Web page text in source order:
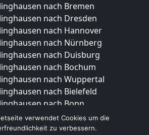
nach Bremen
nach Dresden
nach Hannover
nach Nürnberg
nach Duisburg
nach Bochum
nach Wuppertal
nach Bielefeld
nach Bonn
nach Münster
verwendet Cookies um die
zu verbessern.